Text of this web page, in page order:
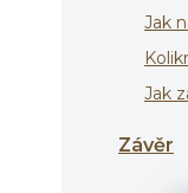
Jak
Jak
Závěr